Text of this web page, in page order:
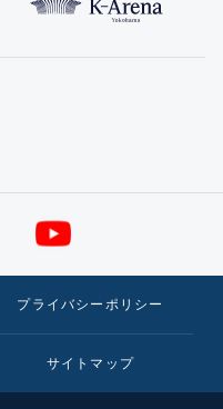
プライバシーポリシー
サイトマップ